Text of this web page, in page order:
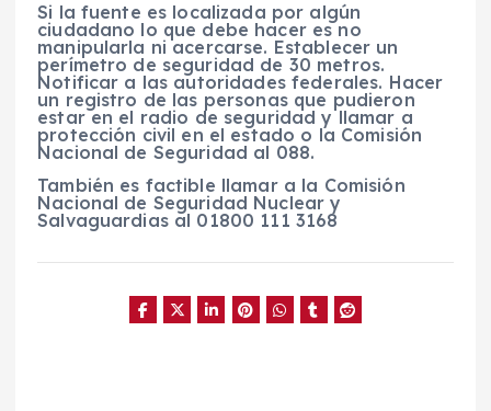
Si la fuente es localizada por algún
ciudadano lo que debe hacer es no
manipularla ni acercarse. Establecer un
perímetro de seguridad de 30 metros.
Notificar a las autoridades federales. Hacer
un registro de las personas que pudieron
estar en el radio de seguridad y llamar a
protección civil en el estado o la Comisión
Nacional de Seguridad al 088.
También es factible llamar a la Comisión
Nacional de Seguridad Nuclear y
Salvaguardias al 01800 111 3168